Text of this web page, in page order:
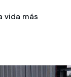
vida más